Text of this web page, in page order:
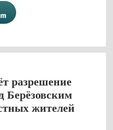
разрешение
Берёзовским
жителей